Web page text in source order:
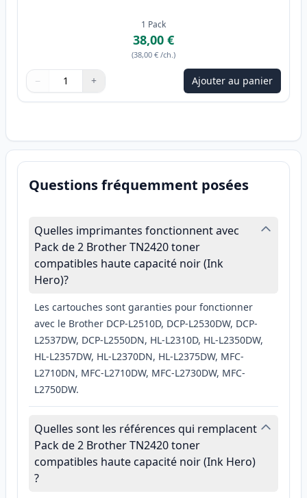
1 Pack
38,00 €
(38,00 € /ch.)
Quantité
Utilisez les boutons pour ajuster
− +
Quantité Ajouter au panier
Questions fréquemment posées
Quelles imprimantes fonctionnent avec
Pack de 2 Brother TN2420 toner
compatibles haute capacité noir (Ink
Hero)?
Les cartouches sont garanties pour fonctionner
avec le Brother DCP-L2510D, DCP-L2530DW, DCP-
L2537DW, DCP-L2550DN, HL-L2310D, HL-L2350DW,
HL-L2357DW, HL-L2370DN, HL-L2375DW, MFC-
L2710DN, MFC-L2710DW, MFC-L2730DW, MFC-
L2750DW.
Quelles sont les références qui remplacent
Pack de 2 Brother TN2420 toner
compatibles haute capacité noir (Ink Hero)
?